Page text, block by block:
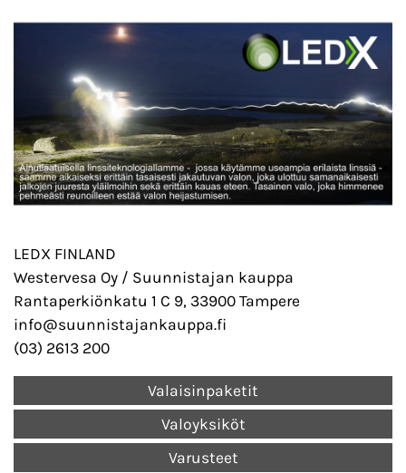
LEDX FINLAND
Westervesa Oy / Suunnistajan kauppa
Rantaperkiönkatu 1 C 9, 33900 Tampere
info@suunnistajankauppa.fi
(03) 2613 200
Valaisinpaketit
Valoyksiköt
Varusteet